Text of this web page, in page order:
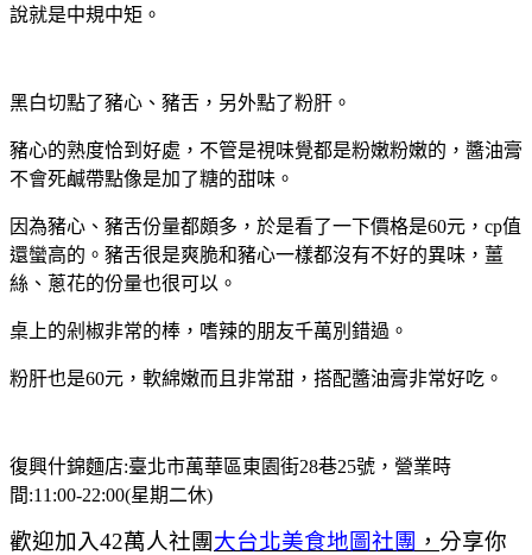
說就是中規中矩。
黑白切點了豬心、豬舌，另外點了粉肝。
豬心的熟度恰到好處，不管是視味覺都是粉嫩粉嫩的，醬油膏
不會死鹹帶點像是加了糖的甜味。
因為豬心、豬舌份量都頗多，於是看了一下價格是60元，cp值
還蠻高的。豬舌很是爽脆和豬心一樣都沒有不好的異味，薑
絲、蔥花的份量也很可以。
桌上的剁椒非常的棒，嗜辣的朋友千萬別錯過。
粉肝也是60元，軟綿嫩而且非常甜，搭配醬油膏非常好吃。
復興什錦麵店:臺北市萬華區東園街28巷25號，營業時
間:11:00-22:00(星期二休)
歡迎加入42萬人社團 大台北美食地圖社團 ， 分享你